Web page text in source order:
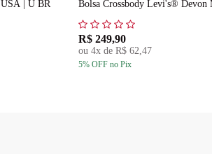
| U BR Bolsa Crossbody Levi's® Devon
R$ 249,90
ou 4x de R$ 62,47
5% OFF no Pix